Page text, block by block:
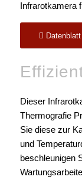
Infrarotkamera
Datenblatt
Dieser
Thermografie
Sie diese zur
und
beschleunigen